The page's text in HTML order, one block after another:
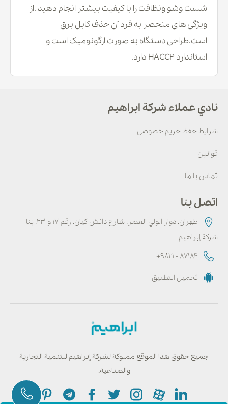
شست وشو ونظافت را با کیفیت بیشتر انجام دهید .از
ویژگی های منحصر به فرد آن حذف کابل برق
است.طراحی دستگاه به صورت ارگونومیک است و
استاندارد HACCP دارد.
نادي عملاء شركة ابراهيم
شرایط حفظ حریم خصوصی
قوانین
تماس با ما
اتصل بنا
طهران. دوار الولي العصر. شارع دانش كيان. رقم ۱۷ و ۲۳. بنا
شركة إبراهيم
+9821 - 87184
تحميل التطبيق
جميع حقوق هذا الموقع مملوكة لشركة إبراهيم للتنمية التجارية
والصناعية.